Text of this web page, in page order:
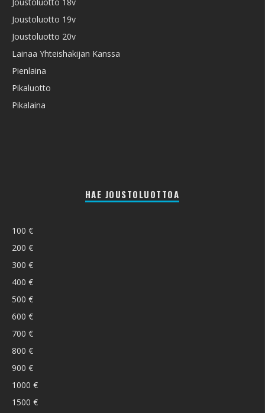
Joustoluotto 19v
Joustoluotto 20v
Lainaa Yhteishakijan Kanssa
Pienlaina
Pikaluotto
Pikalaina
HAE JOUSTOLUOTTOA
100 €
200 €
300 €
400 €
500 €
600 €
700 €
800 €
900 €
1000 €
1500 €